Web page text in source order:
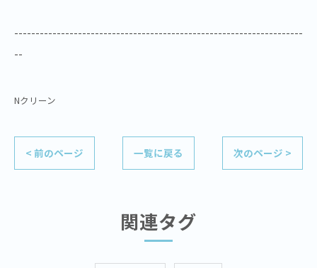
--------------------------------------------------------------------
--
Nクリーン
< 前のページ 一覧に戻る 次のページ >
関連タグ